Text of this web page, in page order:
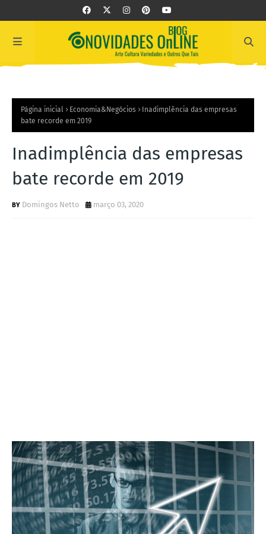
Página inicial Economia&Negócios
Inadimplência das empresas
bate recorde em 2019
Inadimplência das empresas
bate recorde em 2019
Domingos Netto março 03, 2020